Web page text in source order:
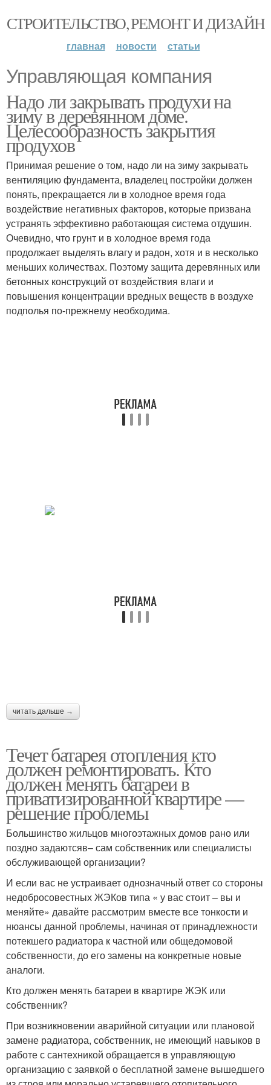
СТРОИТЕЛЬСТВО, РЕМОНТ И ДИЗАЙН
главная новости статьи
Управляющая компания
Надо ли закрывать продухи на
зиму в деревянном доме.
Целесообразность закрытия
продухов
Принимая решение о том, надо ли на зиму закрывать
вентиляцию фундамента, владелец постройки должен
понять, прекращается ли в холодное время года
воздействие негативных факторов, которые призвана
устранять эффективно работающая система отдушин.
Очевидно, что грунт и в холодное время года
продолжает выделять влагу и радон, хотя и в несколько
меньших количествах. Поэтому защита деревянных или
бетонных конструкций от воздействия влаги и
повышения концентрации вредных веществ в воздухе
подполья по-прежнему необходима.
читать дальше →
Течет батарея отопления кто
должен ремонтировать. Кто
должен менять батареи в
приватизированной квартире —
решение проблемы
Большинство жильцов многоэтажных домов рано или
поздно задаютсяв– сам собственник или специалисты
обслуживающей организации?
И если вас не устраивает однозначный ответ со стороны
недобросовестных ЖЭКов типа « у вас стоит – вы и
меняйте» давайте рассмотрим вместе все тонкости и
нюансы данной проблемы, начиная от принадлежности
потекшего радиатора к частной или общедомовой
собственности, до его замены на конкретные новые
аналоги.
Кто должен менять батареи в квартире ЖЭК или
собственник?
При возникновении аварийной ситуации или плановой
замене радиатора, собственник, не имеющий навыков в
работе с сантехникой обращается в управляющую
организацию с заявкой о бесплатной замене вышедшего